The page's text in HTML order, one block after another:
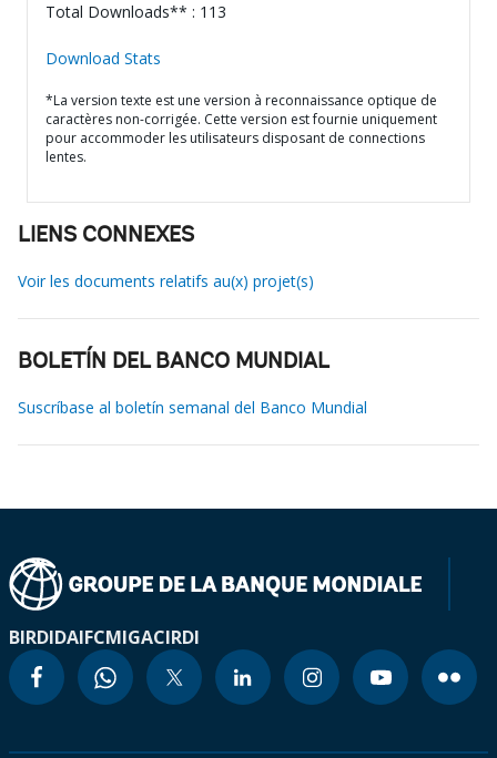
Total Downloads** : 113
Download Stats
*La version texte est une version à reconnaissance optique de
caractères non-corrigée. Cette version est fournie uniquement
pour accommoder les utilisateurs disposant de connections
lentes.
LIENS CONNEXES
Voir les documents relatifs au(x) projet(s)
BOLETÍN DEL BANCO MUNDIAL
Suscríbase al boletín semanal del Banco Mundial
BIRDIDAIFCMIGACIRDI